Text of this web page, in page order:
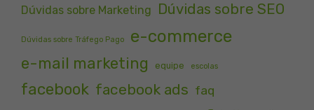
Dúvidas sobre Marketing Dúvidas sobre SEO
Dúvidas sobre Tráfego Pago e-commerce
e-mail marketing equipe escolas
facebook facebook ads faq